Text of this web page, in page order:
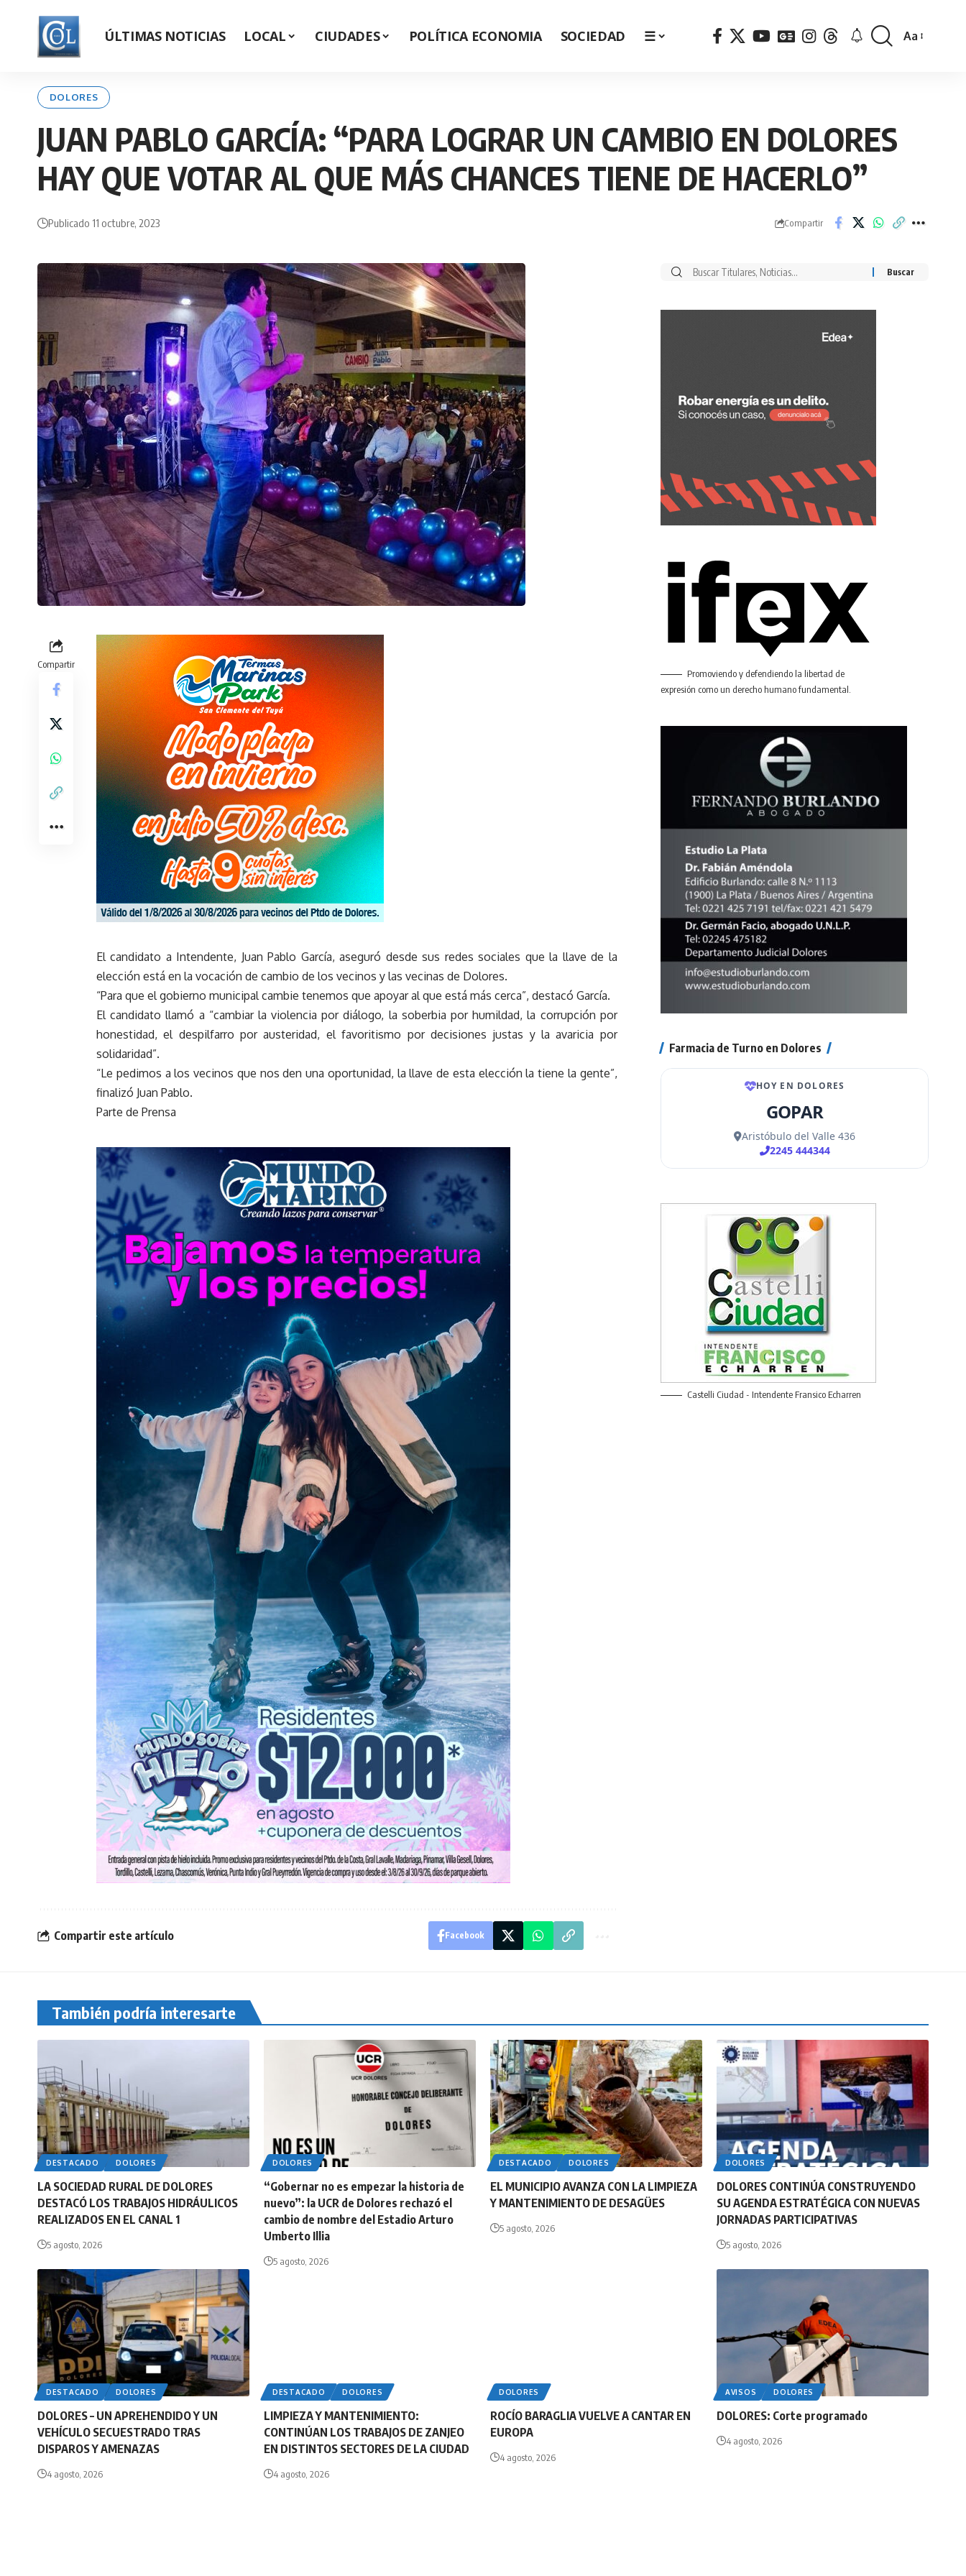
ÚLTIMAS NOTICIAS LOCAL CIUDADES POLÍTICA ECONOMIA SOCIEDAD ☰
Font
Aa
DOLORES
JUAN PABLO GARCÍA: “PARA LOGRAR UN CAMBIO EN DOLORES
HAY QUE VOTAR AL QUE MÁS CHANCES TIENE DE HACERLO”
Publicado 11 octubre, 2023 Compartir
Compartir
El candidato a Intendente, Juan Pablo García, aseguró desde sus redes sociales que la llave de la
elección está en la vocación de cambio de los vecinos y las vecinas de Dolores.
“Para que el gobierno municipal cambie tenemos que apoyar al que está más cerca”, destacó García.
El candidato llamó a “cambiar la violencia por diálogo, la soberbia por humildad, la corrupción por
honestidad, el despilfarro por austeridad, el favoritismo por decisiones justas y la avaricia por
solidaridad”.
“Le pedimos a los vecinos que nos den una oportunidad, la llave de esta elección la tiene la gente”,
finalizó Juan Pablo.
Parte de Prensa
Compartir este artículo Facebook
Buscar
Promoviendo y defendiendo la libertad de
expresión como un derecho humano fundamental.
Farmacia de Turno en Dolores
Castelli Ciudad - Intendente Fransico Echarren
También podría interesarte
DESTACADO DOLORES
LA SOCIEDAD RURAL DE DOLORES
DESTACÓ LOS TRABAJOS HIDRÁULICOS
REALIZADOS EN EL CANAL 1
5 agosto, 2026
DOLORES
“Gobernar no es empezar la historia de
nuevo”: la UCR de Dolores rechazó el
cambio de nombre del Estadio Arturo
Umberto Illia
5 agosto, 2026
DESTACADO DOLORES
EL MUNICIPIO AVANZA CON LA LIMPIEZA
Y MANTENIMIENTO DE DESAGÜES
5 agosto, 2026
DOLORES
DOLORES CONTINÚA CONSTRUYENDO
SU AGENDA ESTRATÉGICA CON NUEVAS
JORNADAS PARTICIPATIVAS
5 agosto, 2026
DESTACADO DOLORES
DOLORES – UN APREHENDIDO Y UN
VEHÍCULO SECUESTRADO TRAS
DISPAROS Y AMENAZAS
4 agosto, 2026
DESTACADO DOLORES
LIMPIEZA Y MANTENIMIENTO:
CONTINÚAN LOS TRABAJOS DE ZANJEO
EN DISTINTOS SECTORES DE LA CIUDAD
4 agosto, 2026
DOLORES
ROCÍO BARAGLIA VUELVE A CANTAR EN
EUROPA
4 agosto, 2026
AVISOS DOLORES
DOLORES: Corte programado
4 agosto, 2026